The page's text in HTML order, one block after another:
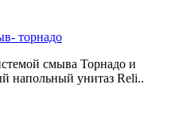
торнадо
смыва Торнадо и
напольный унитаз Reli..